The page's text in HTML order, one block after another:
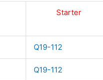
Starter
Q19-112
Q19-112